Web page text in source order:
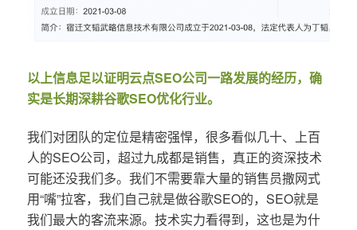
以上信息足以证明云点SEO公司一路发展的经历，确
实是长期深耕谷歌SEO优化行业。
我们对团队的定位是精密强悍，很多看似几十、上百
人的SEO公司，超过九成都是销售，真正的资深技术
可能还没我们多。我们不需要靠大量的销售员撒网式
用“嘴”拉客，我们自己就是做谷歌SEO的，SEO就是
我们最大的客流来源。技术实力看得到，这也是为什